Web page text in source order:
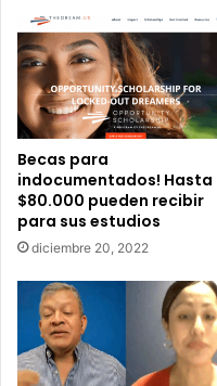
c
o
n
e
s
a
A
b
u
t
a
o
s
n
e
c
e
s
i
s
Becas para
indocumentados! Hasta
$80.000 pueden recibir
para sus estudios
diciembre 20, 2022